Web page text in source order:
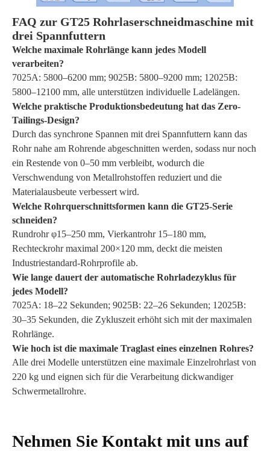
FAQ zur GT25 Rohrlaserschneidmaschine mit
drei Spannfuttern
Welche maximale Rohrlänge kann jedes Modell
verarbeiten?
7025A: 5800–6200 mm; 9025B: 5800–9200 mm; 12025B:
5800–12100 mm, alle unterstützen individuelle Ladelängen.
Welche praktische Produktionsbedeutung hat das Zero-
Tailings-Design?
Durch das synchrone Spannen mit drei Spannfuttern kann das
Rohr nahe am Rohrende abgeschnitten werden, sodass nur noch
ein Restende von 0–50 mm verbleibt, wodurch die
Verschwendung von Metallrohstoffen reduziert und die
Materialausbeute verbessert wird.
Welche Rohrquerschnittsformen kann die GT25-Serie
schneiden?
Rundrohr φ15–250 mm, Vierkantrohr 15–180 mm,
Rechteckrohr maximal 200×120 mm, deckt die meisten
Industriestandard-Rohrprofile ab.
Wie lange dauert der automatische Rohrladezyklus für
jedes Modell?
7025A: 18–22 Sekunden; 9025B: 22–26 Sekunden; 12025B:
30–35 Sekunden, die Zykluszeit erhöht sich mit der maximalen
Rohrlänge.
Wie hoch ist die maximale Traglast eines einzelnen Rohres?
Alle drei Modelle unterstützen eine maximale Einzelrohrlast von
220 kg und eignen sich für die Verarbeitung dickwandiger
Schwermetallrohre.
Nehmen Sie Kontakt mit uns auf